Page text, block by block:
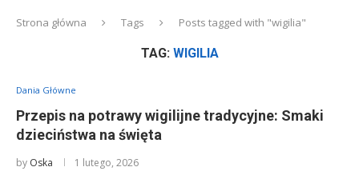
Strona główna Tags Posts tagged with "wigilia"
TAG: WIGILIA
Dania Główne
Przepis na potrawy wigilijne tradycyjne: Smaki
dzieciństwa na święta
by Oska 1 lutego, 2026